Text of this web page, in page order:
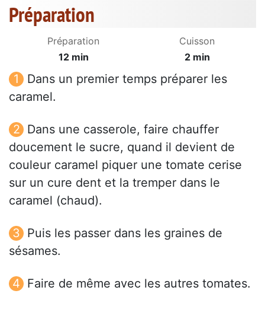
Préparation
Préparation
12 min
Cuisson
2 min
Dans un premier temps préparer les
caramel.
Dans une casserole, faire chauffer
doucement le sucre, quand il devient de
couleur caramel piquer une tomate cerise
sur un cure dent et la tremper dans le
caramel (chaud).
Puis les passer dans les graines de
sésames.
Faire de même avec les autres tomates.